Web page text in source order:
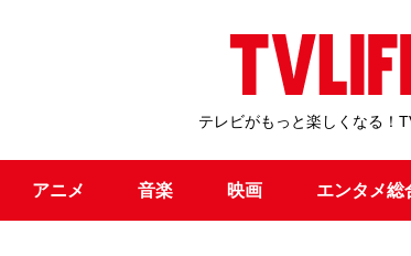
テレビがもっと楽しくなる！
アニメ 音楽 映画 エンタメ総